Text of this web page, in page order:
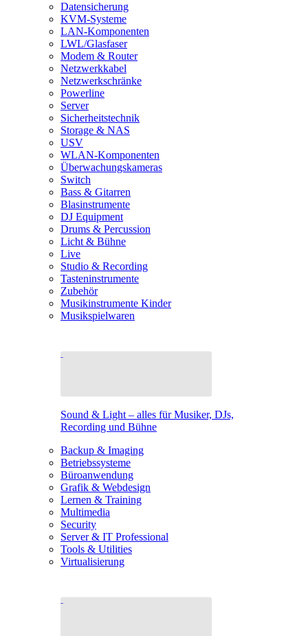
Datensicherung
KVM-Systeme
LAN-Komponenten
LWL/Glasfaser
Modem & Router
Netzwerkkabel
Netzwerkschränke
Powerline
Server
Sicherheitstechnik
Storage & NAS
USV
WLAN-Komponenten
Überwachungskameras
Switch
Bass & Gitarren
Blasinstrumente
DJ Equipment
Drums & Percussion
Licht & Bühne
Live
Studio & Recording
Tasteninstrumente
Zubehör
Musikinstrumente Kinder
Musikspielwaren
Sound & Light – alles für Musiker, DJs,
Recording und Bühne
Backup & Imaging
Betriebssysteme
Büroanwendung
Grafik & Webdesign
Lernen & Training
Multimedia
Security
Server & IT Professional
Tools & Utilities
Virtualisierung